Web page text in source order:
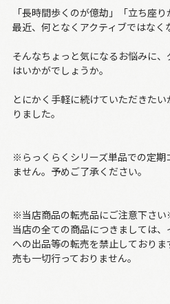
「長時間歩くのが億劫」「立ち座り
最近、何となくアクティブではなく
そんなちょっと気になるお悩みに
はいかがでしょうか。
とにかく手軽に続けていただきた
りました。
※らっくらくシリーズ単品での定期
ません。予めご了承ください。
※当店商品の転売品にご注意下さ
当店の全ての商品につきましては
への出品等の転売を禁止しており
売も一切行っておりません。